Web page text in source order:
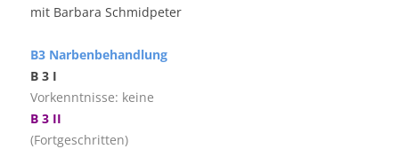
mit Barbara Schmidpeter
B3 Narbenbehandlung
B 3 I
Vorkenntnisse: keine
B 3 II
(Fortgeschritten)